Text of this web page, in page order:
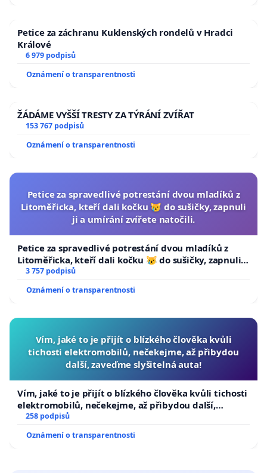
Petice za záchranu Kuklenských rondelů v Hradci
Králové
6 979 podpisů
Oznámení o transparentnosti
ŽÁDÁME VYŠŠÍ TRESTY ZA TÝRÁNÍ ZVÍŘAT
153 767 podpisů
Oznámení o transparentnosti
Petice za spravedlivé potrestání dvou mladíků z
Litoměřicka, kteří dali kočku 😿 do sušičky, zapnuli
ji a umírání zvířete natočili.
Petice za spravedlivé potrestání dvou mladíků z
Litoměřicka, kteří dali kočku 😿 do sušičky, zapnuli ji
a umírání zvířete natočili.
3 757 podpisů
Oznámení o transparentnosti
Vím, jaké to je přijít o blízkého člověka kvůli
tichosti elektromobilů, nečekejme, až přibydou
další, zaveďme slyšitelná auta!
Vím, jaké to je přijít o blízkého člověka kvůli tichosti
elektromobilů, nečekejme, až přibydou další,
zaveďme slyšitelná auta!
258 podpisů
Oznámení o transparentnosti